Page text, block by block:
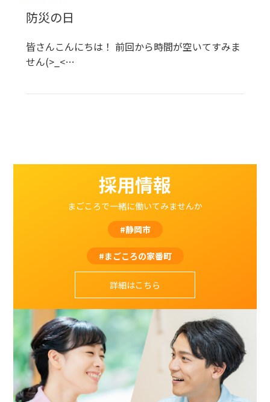
防災の日
皆さんこんにちは！ 前回から時間が空いてすみま
せん(>_<…
採用情報
まごころで一緒に働いてみませんか
#静岡市
#まごころの家番町
詳細はこちら